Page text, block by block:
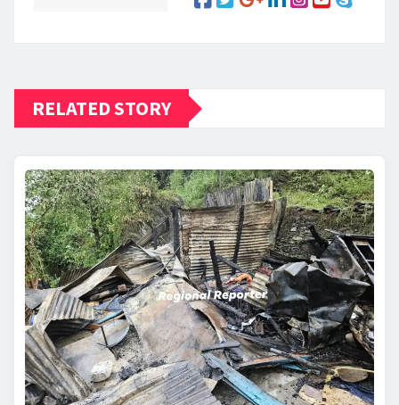
RELATED STORY